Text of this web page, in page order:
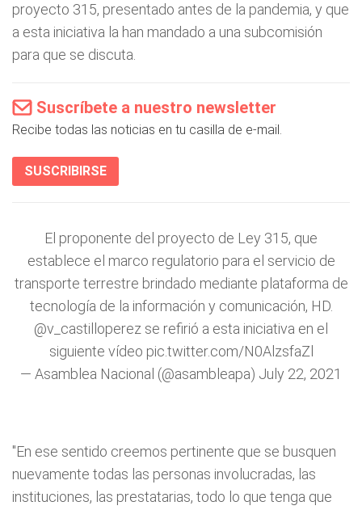
proyecto 315, presentado antes de la pandemia, y que
a esta iniciativa la han mandado a una subcomisión
para que se discuta.
Suscríbete a nuestro newsletter
Recibe todas las noticias en tu casilla de e-mail.
SUSCRIBIRSE
El proponente del proyecto de Ley 315, que
establece el marco regulatorio para el servicio de
transporte terrestre brindado mediante plataforma de
tecnología de la información y comunicación, HD.
@v_castilloperez se refirió a esta iniciativa en el
siguiente vídeo pic.twitter.com/N0AlzsfaZl
— Asamblea Nacional (@asambleapa) July 22, 2021
"En ese sentido creemos pertinente que se busquen
nuevamente todas las personas involucradas, las
instituciones, las prestatarias, todo lo que tenga que